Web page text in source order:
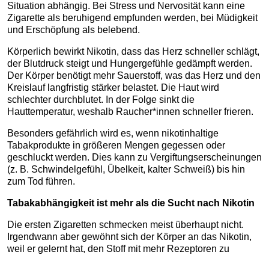
Situation abhängig. Bei Stress und Nervosität kann eine
Zigarette als beruhigend empfunden werden, bei Müdigkeit
und Erschöpfung als belebend.
Körperlich bewirkt Nikotin, dass das Herz schneller schlägt,
der Blutdruck steigt und Hungergefühle gedämpft werden.
Der Körper benötigt mehr Sauerstoff, was das Herz und den
Kreislauf langfristig stärker belastet. Die Haut wird
schlechter durchblutet. In der Folge sinkt die
Hauttemperatur, weshalb Raucher*innen schneller frieren.
Besonders gefährlich wird es, wenn nikotinhaltige
Tabakprodukte in größeren Mengen gegessen oder
geschluckt werden. Dies kann zu Vergiftungserscheinungen
(z. B. Schwindelgefühl, Übelkeit, kalter Schweiß) bis hin
zum Tod führen.
Tabakabhängigkeit ist mehr als die Sucht nach Nikotin
Die ersten Zigaretten schmecken meist überhaupt nicht.
Irgendwann aber gewöhnt sich der Körper an das Nikotin,
weil er gelernt hat, den Stoff mit mehr Rezeptoren zu